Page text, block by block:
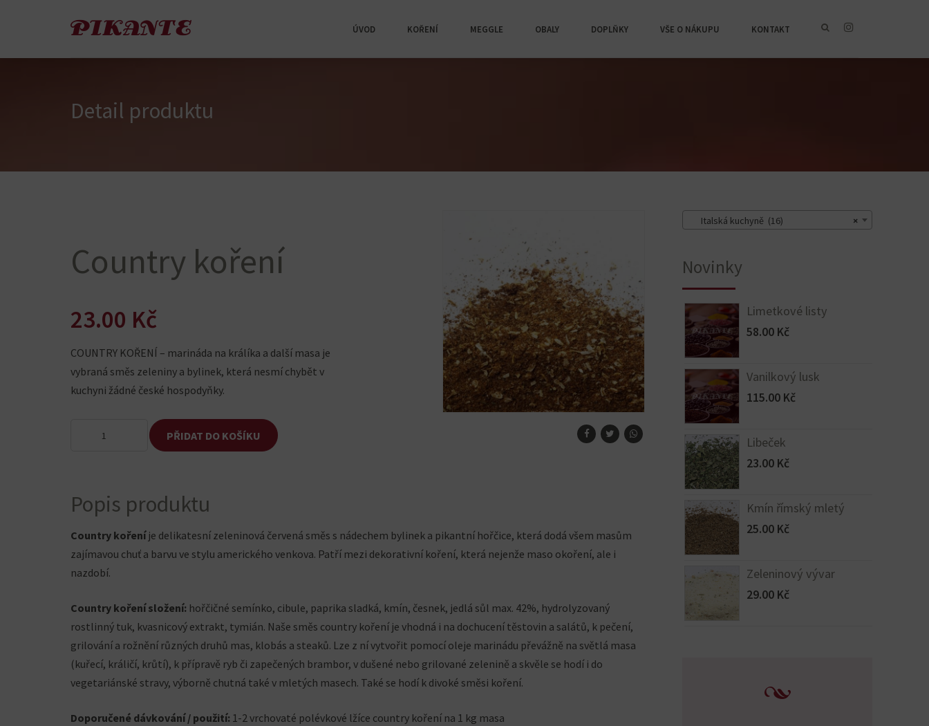
ÚVOD KOŘENÍ MEGGLE OBALY DOPLŇKY VŠE O NÁKUPU KONTAKT
Detail produktu
Country koření
23.00 Kč
COUNTRY KOŘENÍ – marináda na králíka a další masa je
vybraná směs zeleniny a bylinek, která nesmí chybět v
kuchyni žádné české hospodyňky.
PŘIDAT DO KOŠÍKU
Popis produktu
Country kořeníje delikatesní zeleninová červená směs s nádechem bylinek a pikantní hořčice, která dodá všem masům
zajímavou chuť a barvu ve stylu amerického venkova. Patří mezi dekorativní koření, která nejenže maso okoření, ale i
nazdobí.
Country koření složení: hořčičné semínko, cibule, paprika sladká, kmín, česnek, jedlá sůl max. 42%, hydrolyzovaný
rostlinný tuk, kvasnicový extrakt, tymián. Naše směs country koření je vhodná i na dochucení těstovin a salátů, k pečení,
grilování a rožnění různých druhů mas, klobás a steaků. Lze z ní vytvořit pomocí oleje marinádu převážně na světlá masa
(kuřecí, králičí, krůtí), k přípravě ryb či zapečených brambor, v dušené nebo grilované zelenině a skvěle se hodí i do
vegetariánské stravy, výborně chutná také v mletých masech. Také se hodí k divoké směsi koření.
Doporučené dávkování / použití: 1-2 vrchovaté polévkové lžíce country koření na 1 kg masa
×
Italská kuchyně (16)
Novinky
Limetkové listy
58.00 Kč
Vanilkový lusk
115.00 Kč
Libeček
23.00 Kč
Kmín římský mletý
25.00 Kč
Zeleninový vývar
29.00 Kč